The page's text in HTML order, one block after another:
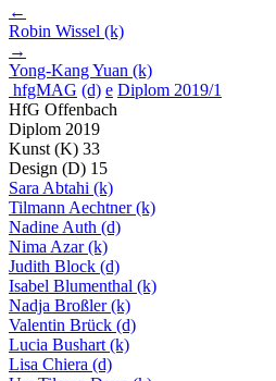
←
Robin Wissel (k)
→
Yong-Kang Yuan (k)
hfgMAG (d) e Diplom 2019/1
HfG Offenbach
Diplom 2019
Kunst (K) 33
Design (D) 15
Sara Abtahi (k)
Tilmann Aechtner(k)
Nadine Auth (d)
Nima Azar(k)
Judith Block (d)
Isabel Blumenthal (k)
Nadja Broßler(k)
Valentin Brück (d)
Lucia Bushart (k)
Lisa Chiera (d)